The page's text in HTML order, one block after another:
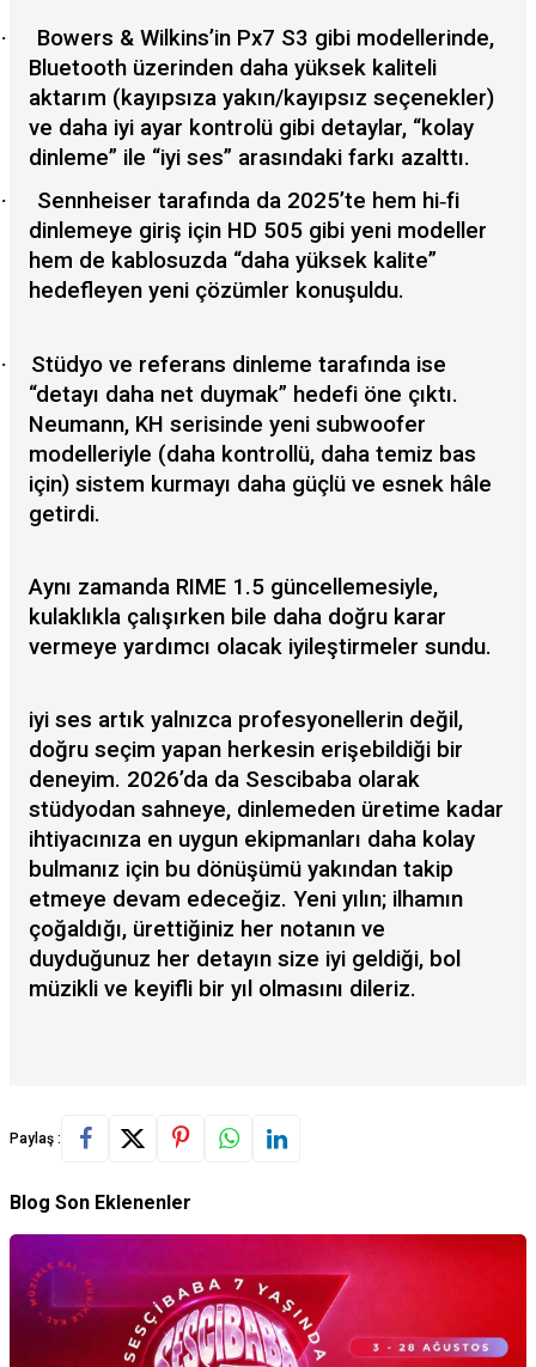
·
Bowers & Wilkins’in Px7 S3 gibi modellerinde,
Bluetooth üzerinden daha yüksek kaliteli
aktarım (kayıpsıza yakın/kayıpsız seçenekler)
ve daha iyi ayar kontrolü gibi detaylar, “kolay
dinleme” ile “iyi ses” arasındaki farkı azalttı.
· Sennheiser tarafında da 2025’te hem hi‑fi
dinlemeye giriş için HD 505 gibi yeni modeller
hem de kablosuzda “daha yüksek kalite”
hedefleyen yeni çözümler konuşuldu.
·
Stüdyo ve referans dinleme tarafında ise
“detayı daha net duymak” hedefi öne çıktı.
Neumann, KH serisinde yeni subwoofer
modelleriyle (daha kontrollü, daha temiz bas
için) sistem kurmayı daha güçlü ve esnek hâle
getirdi.
Aynı zamanda RIME 1.5 güncellemesiyle,
kulaklıkla çalışırken bile daha doğru karar
vermeye yardımcı olacak iyileştirmeler sundu.
iyi ses artık yalnızca profesyonellerin değil,
doğru seçim yapan herkesin erişebildiği bir
deneyim. 2026’da da Sescibaba olarak
stüdyodan sahneye, dinlemeden üretime kadar
ihtiyacınıza en uygun ekipmanları daha kolay
bulmanız için bu dönüşümü yakından takip
etmeye devam edeceğiz. Yeni yılın; ilhamın
çoğaldığı, ürettiğiniz her notanın ve
duyduğunuz her detayın size iyi geldiği, bol
müzikli ve keyifli bir yıl olmasını dileriz.
Paylaş :
Blog Son Eklenenler